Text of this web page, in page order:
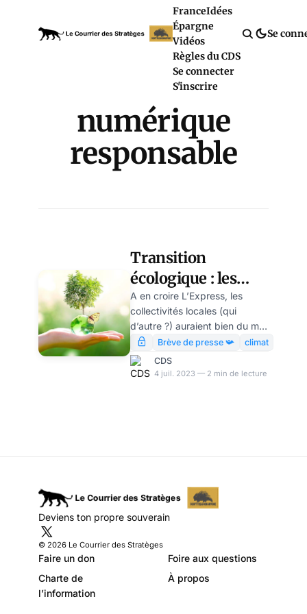
FranceIdées
Épargne
Vidéos
Règles du CDS
Se connecter
S'inscrire
Se
numérique
responsable
Transition
écologique : les
métiers
imaginaires d’un
univers parallèle,
par Modeste
Schwartz
A en croire L’Express, les
collectivités locales (qui
d’autre ?) auraient bien du mal
à recruter dans « les métiers
de la transition écologique »,
dont l’existence même est
planète.
Brève de presse 📯
climat
CDS
4 juil. 2023 — 2 min de lecture
Deviens ton propre souverain
© 2026 Le Courrier des Stratèges
Faire un don
Foire aux questions
Charte de
l’information
À propos